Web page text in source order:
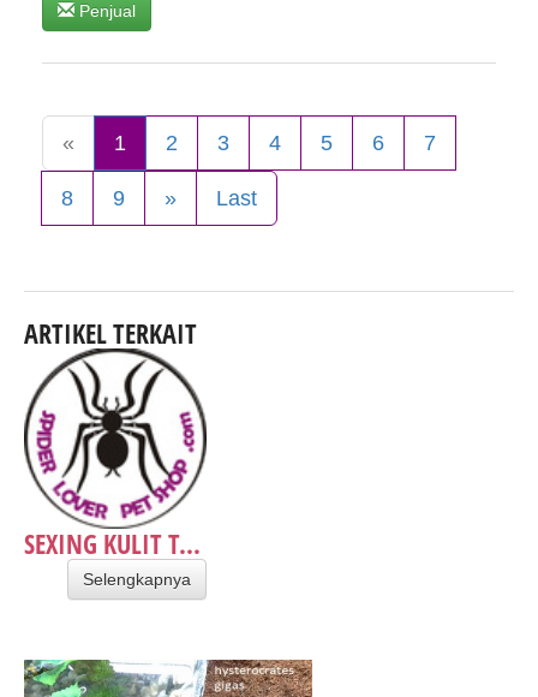
Penjual
« 1 2 3 4 5 6 7
8 9 » Last
ARTIKEL TERKAIT
SEXING KULIT T...
Selengkapnya